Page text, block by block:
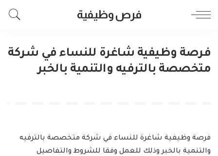
فرص وظيفية
فرصة وظيفية شاغرة للنساء في شركة
متخصصة بالترفيه والتنمية بالخبر
فرصة وظيفية شاغرة للنساء في شركة متخصصة بالترفيه
والتنمية بالخبر وذلك للعمل وفقا للشروط والتفاصيل